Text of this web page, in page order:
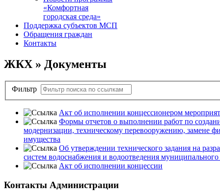
«Комфортная
городская среда»
Поддержка субъектов МСП
Обращения граждан
Контакты
ЖКХ » Документы
Фильтр
Акт об исполнении концессионером
Формы отчетов о выполнении работ по
модернизации, техническому перевооружению, замене
имущества
Об утверждении технического задания на
систем водоснабжения и водоотведения
Акт об исполнении концессии
Контакты Администрации